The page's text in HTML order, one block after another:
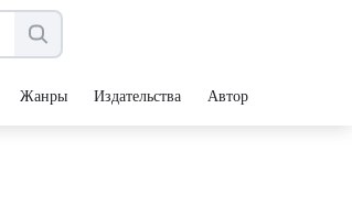
Жанры Издательства Авторы